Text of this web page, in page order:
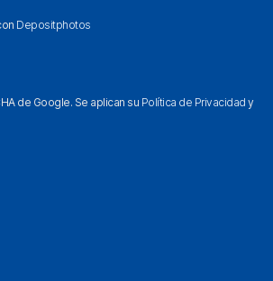
Depositphotos
de Google. Se aplican su Política de Privacidad y